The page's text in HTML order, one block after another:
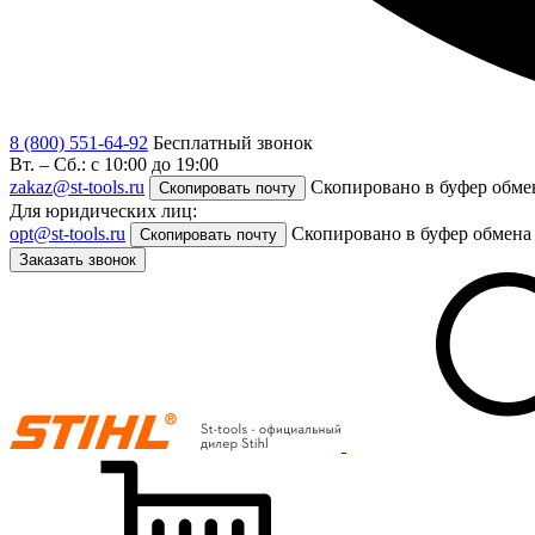
8 (800) 551-64-92 Бесплатный звонок
Вт. – Сб.: с 10:00 до 19:00
zakaz@st-tools.ru
Скопировать почту
Скопировано в буфер
Для юридических лиц:
opt@st-tools.ru
Скопировать почту Скопировано в буфер обмена
Заказать звонок